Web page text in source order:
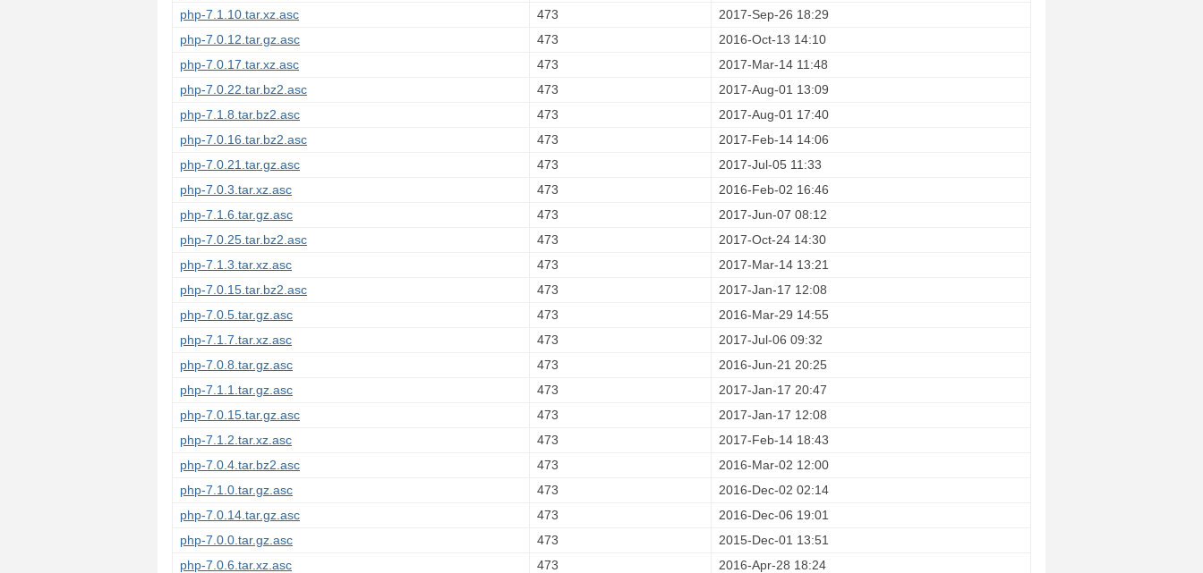
php-7.1.10.tar.xz.asc
473
2017-Sep-26 18:29
php-7.0.12.tar.gz.asc
473
2016-Oct-13 14:10
php-7.0.17.tar.xz.asc
473
2017-Mar-14 11:48
php-7.0.22.tar.bz2.asc
473
2017-Aug-01 13:09
php-7.1.8.tar.bz2.asc
473
2017-Aug-01 17:40
php-7.0.16.tar.bz2.asc
473
2017-Feb-14 14:06
php-7.0.21.tar.gz.asc
473
2017-Jul-05 11:33
php-7.0.3.tar.xz.asc
473
2016-Feb-02 16:46
php-7.1.6.tar.gz.asc
473
2017-Jun-07 08:12
php-7.0.25.tar.bz2.asc
473
2017-Oct-24 14:30
php-7.1.3.tar.xz.asc
473
2017-Mar-14 13:21
php-7.0.15.tar.bz2.asc
473
2017-Jan-17 12:08
php-7.0.5.tar.gz.asc
473
2016-Mar-29 14:55
php-7.1.7.tar.xz.asc
473
2017-Jul-06 09:32
php-7.0.8.tar.gz.asc
473
2016-Jun-21 20:25
php-7.1.1.tar.gz.asc
473
2017-Jan-17 20:47
php-7.0.15.tar.gz.asc
473
2017-Jan-17 12:08
php-7.1.2.tar.xz.asc
473
2017-Feb-14 18:43
php-7.0.4.tar.bz2.asc
473
2016-Mar-02 12:00
php-7.1.0.tar.gz.asc
473
2016-Dec-02 02:14
php-7.0.14.tar.gz.asc
473
2016-Dec-06 19:01
php-7.0.0.tar.gz.asc
473
2015-Dec-01 13:51
php-7.0.6.tar.xz.asc
473 2016-Apr-28 18:24